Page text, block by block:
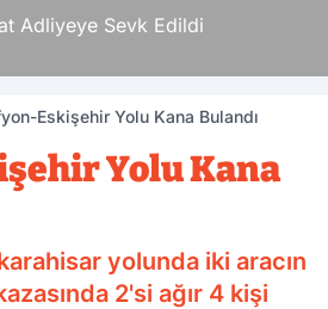
Sevk Edildi
Eskişehir Yolu Kana Bulandı
Yolu Kana
yolunda iki aracın
2'si ağır 4 kişi